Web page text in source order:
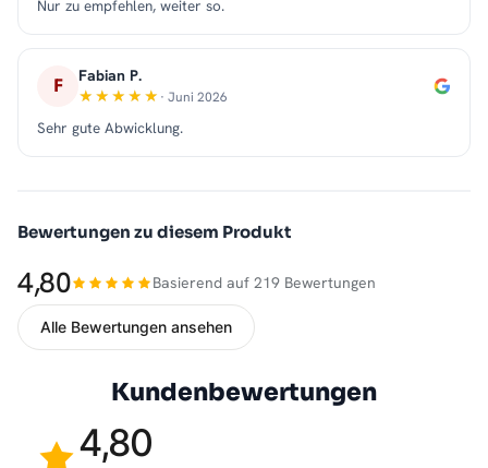
Nur zu empfehlen, weiter so.
F Fabian P.
· Juni 2026
Sehr gute Abwicklung.
Bewertungen zu diesem Produkt
4,80 Basierend auf 219 Bewertungen
Alle Bewertungen ansehen
Kundenbewertungen
4,80